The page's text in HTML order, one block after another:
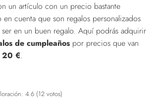
un artículo con un precio bastante
cuenta que son regalos personalizados
en un buen regalo. Aquí podrás adquirir
de cumpleaños por precios que van
20 €.
4.6 (12 votos)